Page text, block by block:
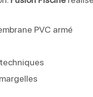
PVC armé